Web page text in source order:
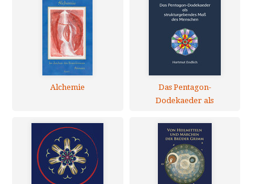
Alchemie
Das Pentagon-
Dodekaeder als
des Menschen